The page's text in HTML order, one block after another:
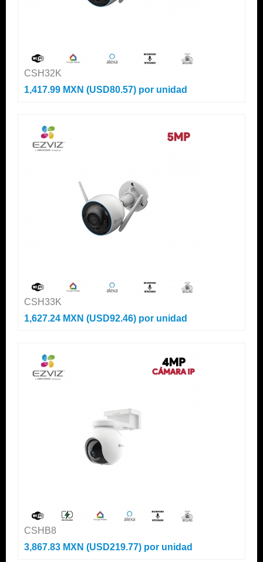
CSH32K
1,417.99 MXN (USD80.57) por unidad
CSH33K
1,627.24 MXN (USD92.46) por unidad
CSHB8
3,867.83 MXN (USD219.77) por unidad